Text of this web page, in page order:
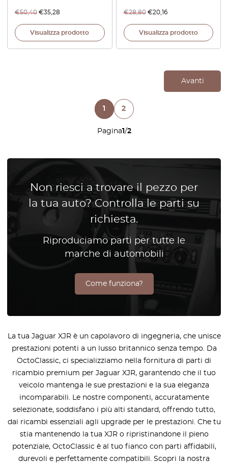
€50,40 €35,28
Visualizza prodotto
€28,80 €20,16
Visualizza prodotto
Pagina1/2
Avanti
1 2
Non riesci a trovare il pezzo per
la tua auto? Controlla le parti su
richiesta.
Riproduciamo parti per tutte le
marche di automobili
Come funziona?
La tua Jaguar XJR è un capolavoro di ingegneria, che unisce
prestazioni potenti a un lusso britannico senza tempo. Da
OctoClassic, ci specializziamo nella fornitura di parti di
ricambio premium per Jaguar XJR, garantendo che il tuo
veicolo mantenga le sue prestazioni e la sua eleganza
incomparabili. Le nostre componenti, accuratamente
selezionate, soddisfano i più alti standard, offrendo tutto,
dai ricambi essenziali agli upgrade per le prestazioni. Che tu
stia mantenendo la tua XJR o ripristinandone il pieno
potenziale, OctoClassic è al tuo fianco con parti affidabili,
durevoli e perfettamente compatibili. Scopri la nostra